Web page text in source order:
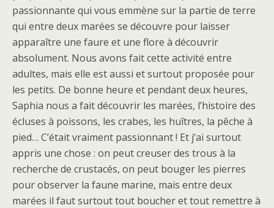
passionnante qui vous emmène sur la partie de terre
qui entre deux marées se découvre pour laisser
apparaître une faure et une flore à découvrir
absolument. Nous avons fait cette activité entre
adultes, mais elle est aussi et surtout proposée pour
les petits. De bonne heure et pendant deux heures,
Saphia nous a fait découvrir les marées, l’histoire des
écluses à poissons, les crabes, les huîtres, la pêche à
pied… C’était vraiment passionnant ! Et j’ai surtout
appris une chose : on peut creuser des trous à la
recherche de crustacés, on peut bouger les pierres
pour observer la faune marine, mais entre deux
marées il faut surtout tout boucher et tout remettre à